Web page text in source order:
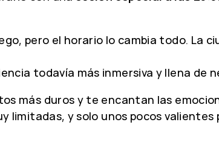
pero el horario lo cambia todo. La
todavía más inmersiva y llena de
más duros y te encantan las
limitadas, y solo unos pocos valientes